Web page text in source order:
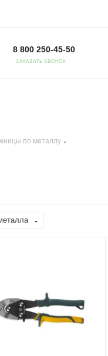
8 800 250-45-50
ЗАКАЗАТЬ ЗВОНОК
по металлу